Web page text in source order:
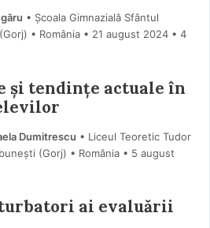
• Școala Gimnazială Sfântul
• România
21 august 2024 • 4
și tendințe actuale în
Dumitrescu • Liceul Teoretic Tudor
(Gorj) • România
5 august
ai evaluării